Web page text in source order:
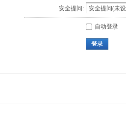
安全提问:
自动登录
登录